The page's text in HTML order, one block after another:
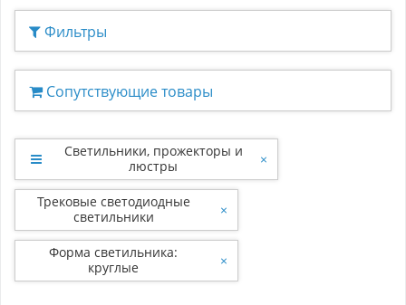
Фильтры
Сопутствующие товары
Светильники, прожекторы и
люстры
×
Трековые светодиодные
светильники
×
Форма светильника:
круглые
×